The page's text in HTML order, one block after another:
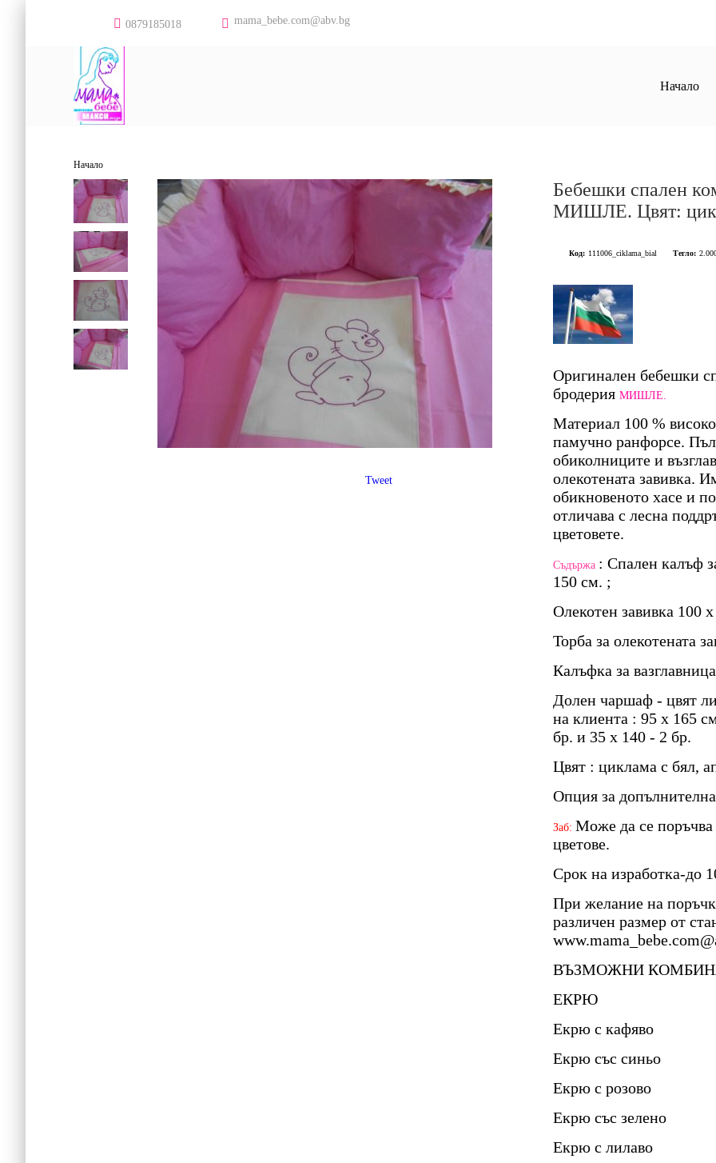
0879185018 mama_bebe.com@abv.bg
Начало
Начало
Tweet
Бебешки спален
МИШЛЕ. Цвят:
Код: 111006_ciklama_bial Тегло:
Оригинален бебешки
бродерия МИШЛЕ.
Материал 100 %
памучно ранфорсе.
обиколниците и
олекотената завивка.
обикновеното хасе и
отличава с лесна
цветовете.
Съдържа : Спален калъф
150 см. ;
Олекотен завивка 100
Торба за олекотената
Калъфка за
Долен чаршаф - цвят
на клиента : 95 x 165
бр. и 35 х 140 - 2 бр.
Цвят : циклама с бял,
Опция за
Заб: Може да се
цветове.
Срок на изработка-до
При желание на
различен размер от
ВЪЗМОЖНИ
ЕКРЮ
Екрю с кафяво
Екрю със синьо
Екрю с розово
Екрю със зелено
Екрю с лилаво